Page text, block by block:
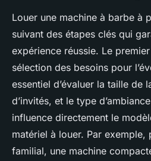
Louer une machine à barbe à
suivant des étapes clés qui
expérience réussie. Le
sélection des besoins pour
essentiel d’évaluer la taille de
d’invités, et le type
influence directement le
matériel à louer. Par exemple,
familial, une machine